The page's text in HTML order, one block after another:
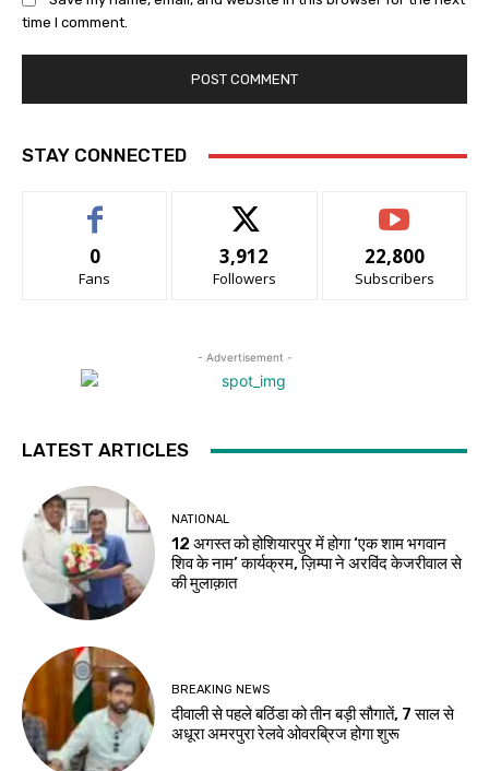
time I comment.
STAY CONNECTED
0
Fans
3,912
Followers
22,800
Subscribers
- Advertisement -
LATEST ARTICLES
NATIONAL
12 अगस्त को होशियारपुर में होगा ‘एक शाम भगवान
शिव के नाम’ कार्यक्रम, ज़िम्पा ने अरविंद केजरीवाल से
की मुलाक़ात
BREAKING NEWS
दीवाली से पहले बठिंडा को तीन बड़ी सौगातें, 7 साल से
अधूरा अमरपुरा रेलवे ओवरब्रिज होगा शुरू